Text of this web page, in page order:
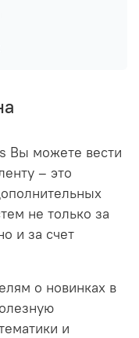
Вы можете вести
– это
не только за
и за счет
о новинках в
и